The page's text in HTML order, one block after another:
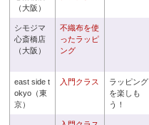
（大阪）
シモジマ
心斎橋店
（大阪）
不織布を使
ったラッピ
ング
east side t
okyo（東
京）
入門クラス
ラッピング
を楽しも
う！